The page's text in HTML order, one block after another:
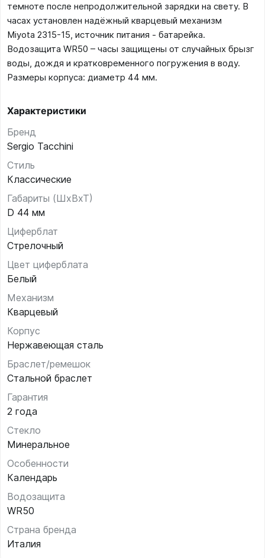
темноте после непродолжительной зарядки на свету. В
часах установлен надёжный кварцевый механизм
Miyota 2315-15, источник питания - батарейка.
Водозащита WR50 – часы защищены от случайных брызг
воды, дождя и кратковременного погружения в воду.
Размеры корпуса: диаметр 44 мм.
Характеристики
Бренд
Sergio Tacchini
Стиль
Классические
Габариты (ШхВхТ)
D 44 мм
Циферблат
Стрелочный
Цвет циферблата
Белый
Механизм
Кварцевый
Корпус
Нержавеющая сталь
Браслет/ремешок
Стальной браслет
Гарантия
2 года
Стекло
Минеральное
Особенности
Календарь
Водозащита
WR50
Страна бренда
Италия